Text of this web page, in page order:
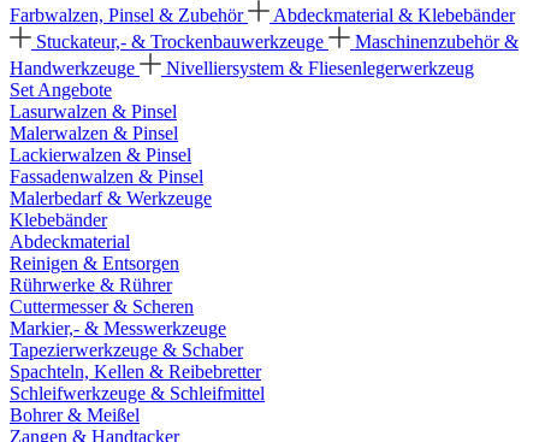
Farbwalzen, Pinsel & Zubehör
Abdeckmaterial & Klebebänder
Stuckateur,- & Trockenbauwerkzeuge
Maschinenzubehör &
Handwerkzeuge
Nivelliersystem & Fliesenlegerwerkzeug
Set Angebote
Lasurwalzen & Pinsel
Malerwalzen & Pinsel
Lackierwalzen & Pinsel
Fassadenwalzen & Pinsel
Malerbedarf & Werkzeuge
Klebebänder
Abdeckmaterial
Reinigen & Entsorgen
Rührwerke & Rührer
Cuttermesser & Scheren
Markier,- & Messwerkzeuge
Tapezierwerkzeuge & Schaber
Spachteln, Kellen & Reibebretter
Schleifwerkzeuge & Schleifmittel
Bohrer & Meißel
Zangen & Handtacker